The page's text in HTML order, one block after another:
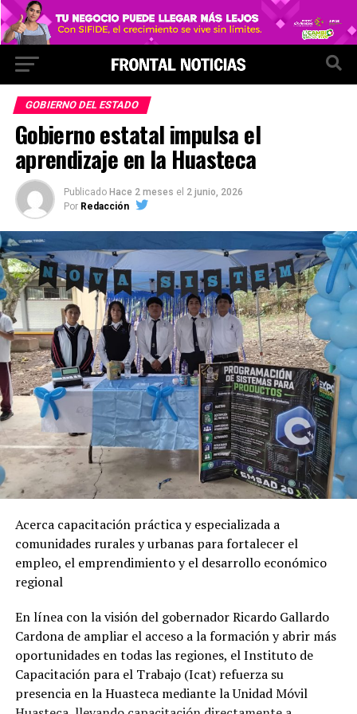
GOBIERNO DEL ESTADO
Gobierno estatal impulsa el
aprendizaje en la Huasteca
Publicado Hace 2 meses el 2 junio, 2026
Por Redacción
Acerca capacitación práctica y especializada a
comunidades rurales y urbanas para fortalecer el
empleo, el emprendimiento y el desarrollo económico
regional
En línea con la visión del gobernador Ricardo Gallardo
Cardona de ampliar el acceso a la formación y abrir más
oportunidades en todas las regiones, el Instituto de
Capacitación para el Trabajo (Icat) refuerza su
presencia en la Huasteca mediante la Unidad Móvil